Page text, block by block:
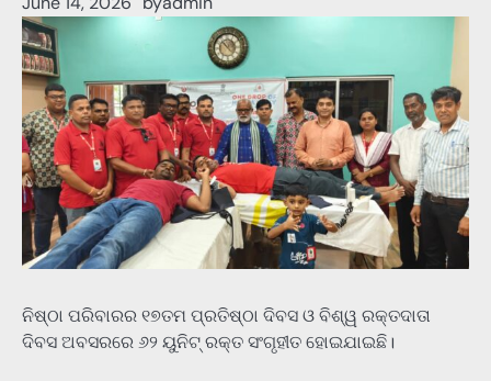
ନିଷ୍ଠା ପରିବାରର ୧୭ତମ ପ୍ରତିଷ୍ଠା ଦିବସ ଓ ବିଶ୍ୱ ରକ୍ତଦାତା
ଦିବସ ଅବସରରେ ୬୨ ୟୁନିଟ୍ ରକ୍ତ ସଂଗୃହୀତ ହୋଇଯାଇଛି।